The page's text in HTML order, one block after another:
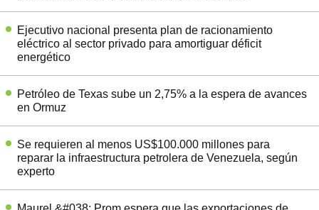
Ejecutivo nacional presenta plan de racionamiento
eléctrico al sector privado para amortiguar déficit
energético
Petróleo de Texas sube un 2,75% a la espera de avances
en Ormuz
Se requieren al menos US$100.000 millones para
reparar la infraestructura petrolera de Venezuela, según
experto